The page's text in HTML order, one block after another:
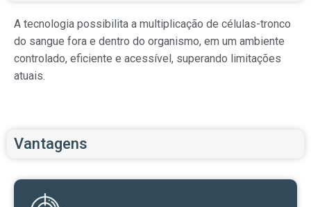
A tecnologia possibilita a multiplicação de células-tronco
do sangue fora e dentro do organismo, em um ambiente
controlado, eficiente e acessível, superando limitações
atuais.
Vantagens